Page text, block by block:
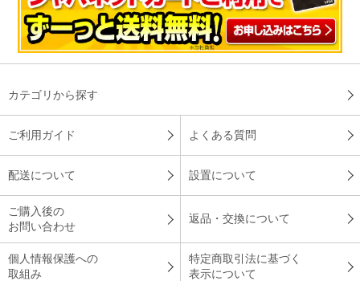
カテゴリから探す
ご利用ガイド よくある質問
配送について 設置について
ご購入後の
お問い合わせ
返品・交換について
個人情報保護への
取組み
特定商取引法に基づく
表示について